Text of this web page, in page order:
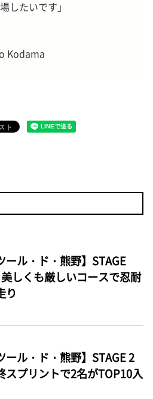
したいです」
Kodama
ール・ド・熊野】STAGE
しくも厳しいコースで忍耐
り
ール・ド・熊野】STAGE 2
スプリントで2名がTOP10入